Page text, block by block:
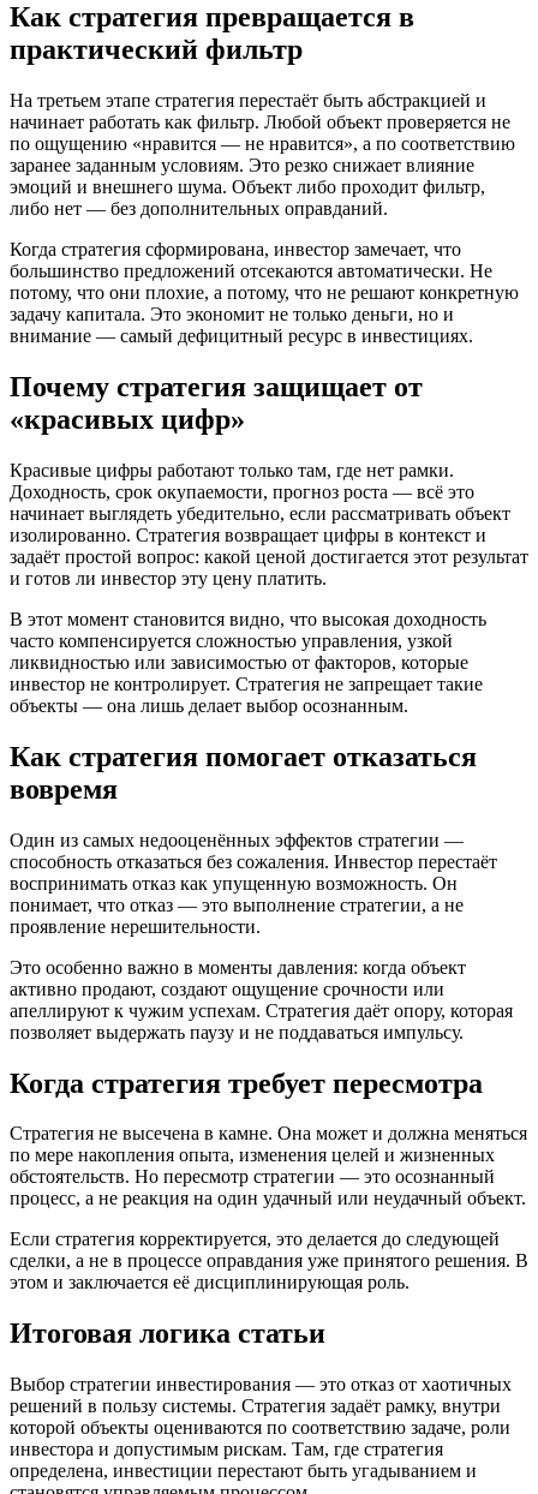
Как стратегия превращается в
практический фильтр
На третьем этапе стратегия перестаёт быть абстракцией и
начинает работать как фильтр. Любой объект проверяется не
по ощущению «нравится — не нравится», а по соответствию
заранее заданным условиям. Это резко снижает влияние
эмоций и внешнего шума. Объект либо проходит фильтр,
либо нет — без дополнительных оправданий.
Когда стратегия сформирована, инвестор замечает, что
большинство предложений отсекаются автоматически. Не
потому, что они плохие, а потому, что не решают конкретную
задачу капитала. Это экономит не только деньги, но и
внимание — самый дефицитный ресурс в инвестициях.
Почему стратегия защищает от
«красивых цифр»
Красивые цифры работают только там, где нет рамки.
Доходность, срок окупаемости, прогноз роста — всё это
начинает выглядеть убедительно, если рассматривать объект
изолированно. Стратегия возвращает цифры в контекст и
задаёт простой вопрос: какой ценой достигается этот результат
и готов ли инвестор эту цену платить.
В этот момент становится видно, что высокая доходность
часто компенсируется сложностью управления, узкой
ликвидностью или зависимостью от факторов, которые
инвестор не контролирует. Стратегия не запрещает такие
объекты — она лишь делает выбор осознанным.
Как стратегия помогает отказаться
вовремя
Один из самых недооценённых эффектов стратегии —
способность отказаться без сожаления. Инвестор перестаёт
воспринимать отказ как упущенную возможность. Он
понимает, что отказ — это выполнение стратегии, а не
проявление нерешительности.
Это особенно важно в моменты давления: когда объект
активно продают, создают ощущение срочности или
апеллируют к чужим успехам. Стратегия даёт опору, которая
позволяет выдержать паузу и не поддаваться импульсу.
Когда стратегия требует пересмотра
Стратегия не высечена в камне. Она может и должна меняться
по мере накопления опыта, изменения целей и жизненных
обстоятельств. Но пересмотр стратегии — это осознанный
процесс, а не реакция на один удачный или неудачный объект.
Если стратегия корректируется, это делается до следующей
сделки, а не в процессе оправдания уже принятого решения. В
этом и заключается её дисциплинирующая роль.
Итоговая логика статьи
Выбор стратегии инвестирования — это отказ от хаотичных
решений в пользу системы. Стратегия задаёт рамку, внутри
которой объекты оцениваются по соответствию задаче, роли
инвестора и допустимым рискам. Там, где стратегия
определена, инвестиции перестают быть угадыванием и